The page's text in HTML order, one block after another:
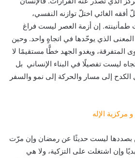
أفقه الغائي اختلّ توازنه النفسي،
طمأنينته. إن أزمة العصر ليست فراغ
المعنى الذي يوحّدها في اتجاهٍ واحد. وحين
المتفرقة، ويغدو الجهد خطًّا مستقيمًا لا
ليست تفصيلًا في البناء الإنساني بل
الكدح إلى مسار والحركة إلى نمو والسفر
مركزية الإله
بصددها ليست حديثًا عن رمضان وإن مرّت
وإن اشتغلت على التزكية، ولا هي